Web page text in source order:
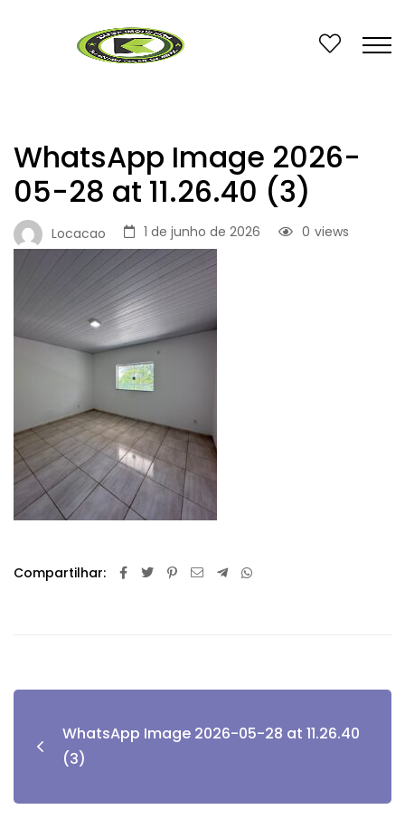
WhatsApp Image 2026-
05-28 at 11.26.40 (3)
Locacao 1 de junho de 2026 views
0
Compartilhar:
WhatsApp Image 2026-05-28 at 11.26.40
(3)